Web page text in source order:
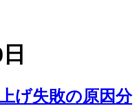
げ失敗の原因分